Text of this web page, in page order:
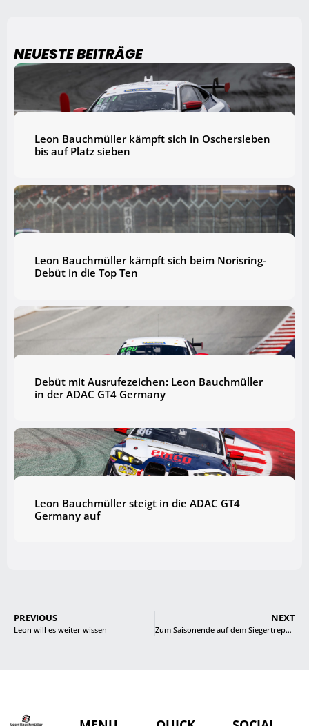
NEUESTE BEITRÄGE
Leon Bauchmüller kämpft sich in Oschersleben
bis auf Platz sieben
Leon Bauchmüller kämpft sich beim Norisring-
Debüt in die Top Ten
Debüt mit Ausrufezeichen: Leon Bauchmüller
in der ADAC GT4 Germany
Leon Bauchmüller steigt in die ADAC GT4
Germany auf
PREVIOUS
Leon will es weiter wissen
NEXT
Zum Saisonende auf dem Siegertreppchen